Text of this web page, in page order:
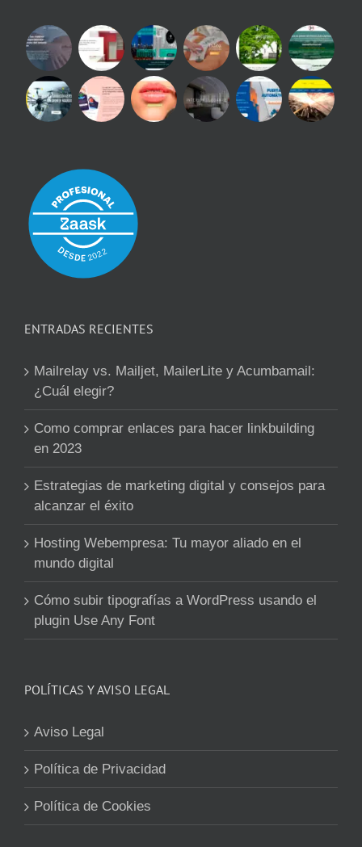
ENTRADAS RECIENTES
Mailrelay vs. Mailjet, MailerLite y Acumbamail:
¿Cuál elegir?
Como comprar enlaces para hacer linkbuilding
en 2023
Estrategias de marketing digital y consejos para
alcanzar el éxito
Hosting Webempresa: Tu mayor aliado en el
mundo digital
Cómo subir tipografías a WordPress usando el
plugin Use Any Font
POLÍTICAS Y AVISO LEGAL
Aviso Legal
Política de Privacidad
Política de Cookies